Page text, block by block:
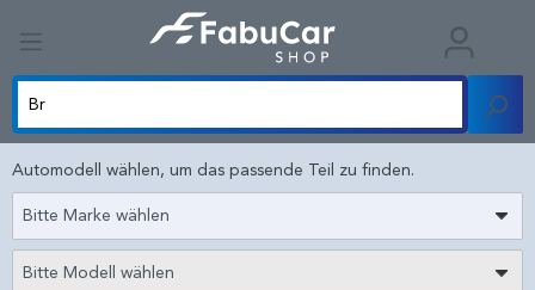
Automodell wählen, um das passende Teil zu finden.
Bitte Marke wählen
Bitte Modell wählen